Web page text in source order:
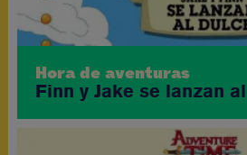
Hora de aventuras
Finn y Jake se lanzan